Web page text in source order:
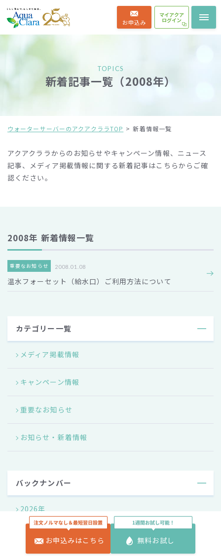
お申込み
マイアクア
ログイン
TOPICS
新着記事一覧（2008年）
ウォーターサーバーのアクアクララTOP 新着情報一覧
アクアクララからのお知らせやキャンペーン情報、ニュース
記事、メディア掲載情報に関する新着記事はこちらからご確
認ください。
2008年 新着情報一覧
重要なお知らせ 2008.01.08
温水フォーセット（給水口）ご利用方法について
カテゴリー一覧
メディア掲載情報
キャンペーン情報
重要なお知らせ
お知らせ・新着情報
バックナンバー
2026年
2025年 お申込みはこちら 無料お試し